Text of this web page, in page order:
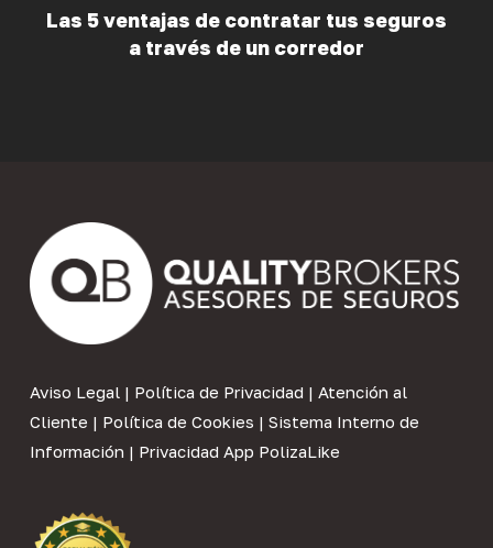
Las 5 ventajas de contratar tus seguros
a través de un corredor
Aviso Legal| Política de Privacidad | Atención al
Cliente | Política de Cookies | Sistema Interno de
Información | Privacidad App PolizaLike